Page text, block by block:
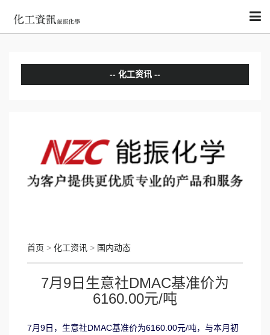
化工资讯
国际动态
首页 > 化工资讯 > 国内动态
7月9日生意社DMAC基准价为
6160.00元/吨
7月9日，生意社DMAC基准价为6160.00元/吨，与本月初